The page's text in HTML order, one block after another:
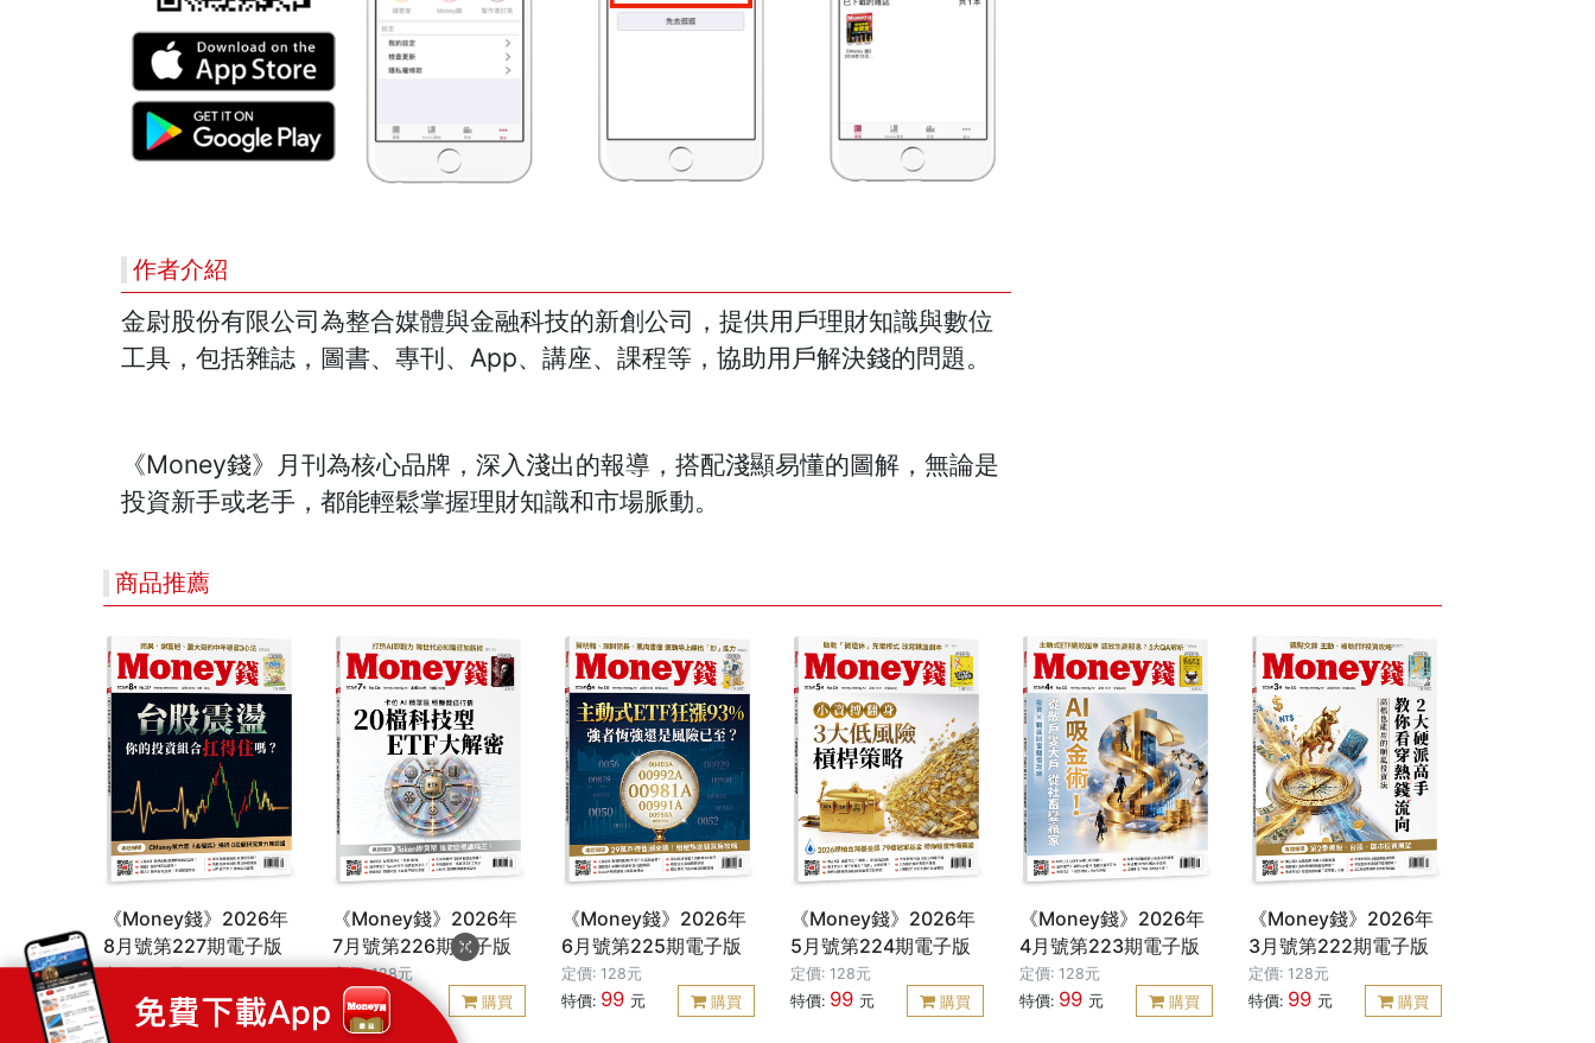
作者介紹
金尉股份有限公司為整合媒體與金融科技的新創公司，提供用戶理財知識與數位
工具，包括雜誌，圖書、專刊、App、講座、課程等，協助用戶解決錢的問題。
《Money錢》月刊為核心品牌，深入淺出的報導，搭配淺顯易懂的圖解，無論是
投資新手或老手，都能輕鬆掌握理財知識和市場脈動。
商品推薦
《Money錢》2026年
8月號第227期電子版
定價: 128元
特價:99元 購買
《Money錢》2026年
7月號第226期電子版
定價: 128元
特價:99 購買
《Money錢》2026年
6月號第225期電子版
定價: 128元
特價: 99 元 購買
《Money錢》2026年
5月號第224期電子版
定價: 128元
特價: 99 元 購買
《Money錢》2026年
4月號第223期電子版
定價: 128元
特價: 99 元 購買
《Money錢》2026年
3月號第222期電子版
定價: 128元
特價: 99 元 購買